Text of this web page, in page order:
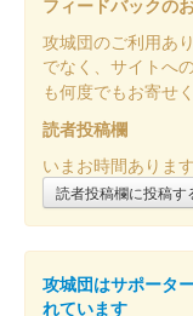
販売終了
2025年6月7、8日に
2025」の前橋市立高
印。100枚限定
前橋城 御
定版 金
販売終了
50枚限定
攻城団のご利用あ
でなく、サイトへ
も何度でもお寄せ
読者投稿欄
いまお時間ありま
読者投稿欄に投稿す
攻城団はサポータ
れています